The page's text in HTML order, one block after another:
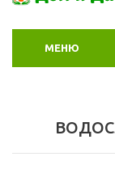
МЕНЮ